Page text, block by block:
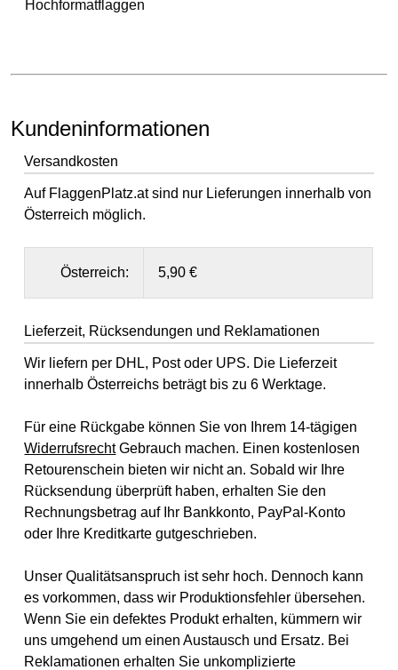
Hochformatflaggen
Kundeninformationen
Versandkosten
Auf FlaggenPlatz.at sind nur Lieferungen innerhalb von
Österreich möglich.
Österreich: 5,90 €
Lieferzeit, Rücksendungen und Reklamationen
Wir liefern per DHL, Post oder UPS. Die Lieferzeit
innerhalb Österreichs beträgt bis zu 6 Werktage.
Für eine Rückgabe können Sie von Ihrem 14-tägigen
WiderrufsrechtGebrauch machen. Einen kostenlosen
Retourenschein bieten wir nicht an. Sobald wir Ihre
Rücksendung überprüft haben, erhalten Sie den
Rechnungsbetrag auf Ihr Bankkonto, PayPal-Konto
oder Ihre Kreditkarte gutgeschrieben.
Unser Qualitätsanspruch ist sehr hoch. Dennoch kann
es vorkommen, dass wir Produktionsfehler übersehen.
Wenn Sie ein defektes Produkt erhalten, kümmern wir
uns umgehend um einen Austausch und Ersatz. Bei
Reklamationen erhalten Sie unkomplizierte